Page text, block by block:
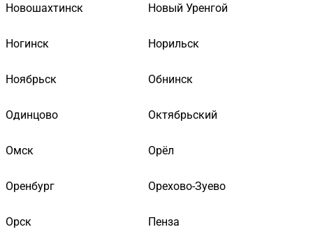
Новошахтинск Новый Уренгой
Ногинск Норильск
Ноябрьск Обнинск
Одинцово Октябрьский
Омск Орёл
Оренбург Орехово-Зуево
Орск Пенза